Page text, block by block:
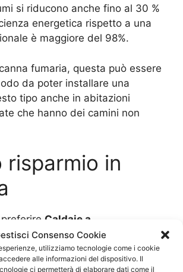
Consenso Cookie
utilizziamo tecnologie come i cookie
alle informazioni del dispositivo. Il
ci permetterà di elaborare dati come il
si riducono anche fino al 30 %
energetica rispetto a una
è maggiore del 98%.
fumaria, questa può essere
da poter installare una
tipo anche in abitazioni
che hanno dei camini non
risparmio in
Caldaie a
Vaillant Casorezzo
il primo e il più importante per
in bolletta.